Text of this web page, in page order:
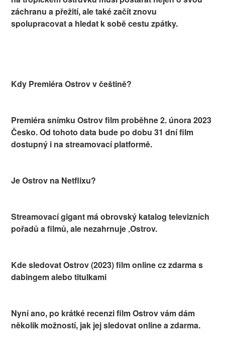
záchranu a přežití, ale také začít znovu
spolupracovat a hledat k sobě cestu zpátky.
Kdy Premiéra Ostrov v češtině?
Premiéra snímku Ostrov film proběhne 2. února 2023
Česko. Od tohoto data bude po dobu 31 dní film
dostupný i na streamovací platformě.
Je Ostrov na Netflixu?
Streamovací gigant má obrovský katalog televizních
pořadů a filmů, ale nezahrnuje ‚Ostrov.
Kde sledovat Ostrov (2023) film online cz zdarma s
dabingem alebo titulkami
Nyní ano, po krátké recenzi film Ostrov vám dám
několik možností, jak jej sledovat online a zdarma.